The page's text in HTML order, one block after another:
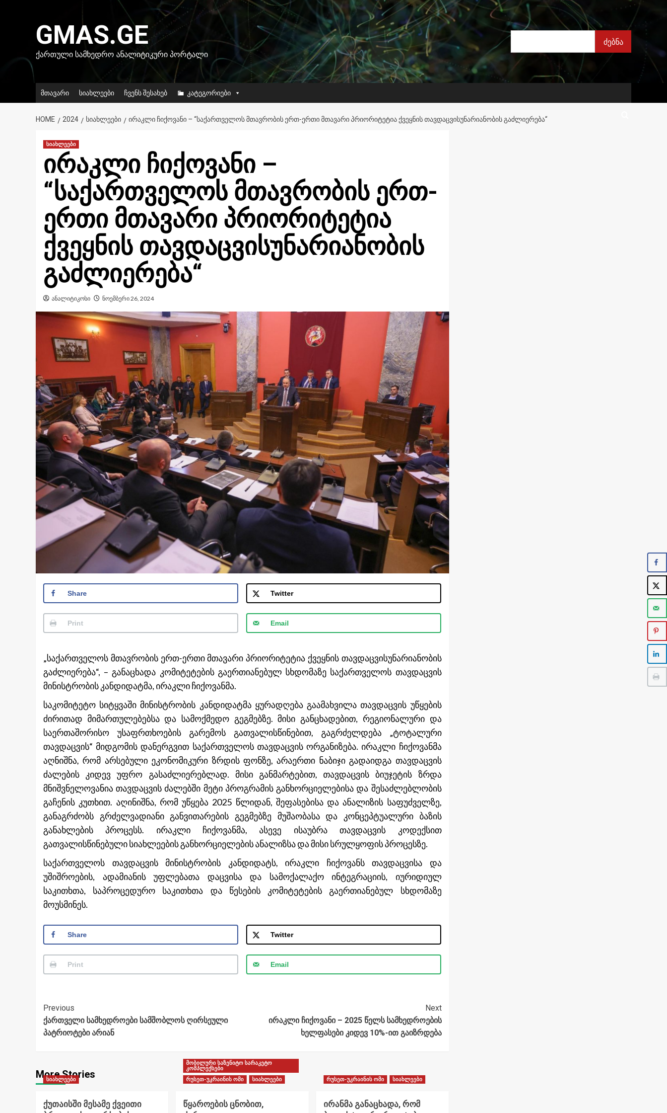
GMAS.GE
ᲥᲐᲠᲗᲣᲚᲘ ᲡᲐᲛᲮᲔᲓᲠᲝ ᲐᲜᲐᲚᲘᲢᲘᲙᲣᲠᲘ ᲞᲝᲠᲢᲐᲚᲘ
ძებნა
ძებნა
მთავარი სიახლეები ჩვენს შესახებ კატეგორიები
HOME 2024 ᲡᲘᲐᲮᲚᲔᲔᲑᲘ ᲘᲠᲐᲙᲚᲘ ᲩᲘᲥᲝᲕᲐᲜᲘ – “ᲡᲐᲥᲐᲠᲗᲕᲔᲚᲝᲡ ᲛᲗᲐᲕᲠᲝᲑᲘᲡ ᲔᲠᲗ-ᲔᲠᲗᲘ ᲛᲗᲐᲕᲐᲠᲘ ᲞᲠᲘᲝᲠᲘᲢᲔᲢᲘᲐ ᲥᲕᲔᲧᲜᲘᲡ ᲗᲐᲕᲓᲐᲪᲕᲘᲡᲣᲜᲐᲠᲘᲐᲜᲝᲑᲘᲡ ᲒᲐᲫᲚᲘᲔᲠᲔᲑᲐ“
სიახლეები
ირაკლი ჩიქოვანი –
“საქართველოს მთავრობის ერთ-
ერთი მთავარი პრიორიტეტია
ქვეყნის თავდაცვისუნარიანობის
გაძლიერება“
ანალიტიკოსი ნოემბერი 26, 2024
Share Twitter
Print Email
„საქართველოს მთავრობის ერთ-ერთი მთავარი პრიორიტეტია ქვეყნის თავდაცვისუნარიანობის
გაძლიერება“, – განაცხადა კომიტეტების გაერთიანებულ სხდომაზე საქართველოს თავდაცვის
მინისტრობის კანდიდატმა, ირაკლი ჩიქოვანმა.
საკომიტეტო სიტყვაში მინისტრობის კანდიდატმა ყურადღება გაამახვილა თავდაცვის უწყების
ძირითად მიმართულებებსა და სამოქმედო გეგმებზე. მისი განცხადებით, რეგიონალური და
საერთაშორისო უსაფრთხოების გარემოს გათვალისწინებით, გაგრძელდება „ტოტალური
თავდაცვის“ მიდგომის დანერგვით საქართველოს თავდაცვის ორგანიზება. ირაკლი ჩიქოვანმა
აღნიშნა, რომ არსებული ეკონომიკური ზრდის ფონზე, არაერთი ნაბიჯი გადაიდგა თავდაცვის
ძალების კიდევ უფრო გასაძლიერებლად. მისი განმარტებით, თავდაცვის ბიუჯეტის ზრდა
მნიშვნელოვანია თავდაცვის ძალებში მეტი პროგრამის განხორციელებისა და შესაძლებლობის
გაჩენის კუთხით. აღინიშნა, რომ უწყება 2025 წლიდან, შეფასებისა და ანალიზის საფუძველზე,
განაგრძობს გრძელვადიანი განვითარების გეგმებზე მუშაობასა და კონცეპტუალური ბაზის
განახლების პროცესს. ირაკლი ჩიქოვანმა, ასევე ისაუბრა თავდაცვის კოდექსით
გათვალისწინებული სიახლეების განხორციელების ანალიზსა და მისი სრულყოფის პროცესზე.
საქართველოს თავდაცვის მინისტრობის კანდიდატს, ირაკლი ჩიქოვანს თავდაცვისა და
უშიშროების, ადამიანის უფლებათა დაცვისა და სამოქალაქო ინტეგრაციის, იურიდიულ
საკითხთა, საპროცედურო საკითხთა და წესების კომიტეტების გაერთიანებულ სხდომაზე
მოუსმინეს.
Share Twitter
Print Email
Post
Navigation
Previous
ქართველი სამხედროები სამშობლოს ღირსეული
პატრიოტები არიან
Next
ირაკლი ჩიქოვანი – 2025 წელს სამხედროების
ხელფასები კიდევ 10%-ით გაიზრდება
More Stories
სიახლეები
ქუთაისში მესამე ქვეითი
მობილური საზენიტო სარაკეტო
კომპლექსები
რუსეთ-უკრაინის ომი
სიახლეები
წყაროების ცნობით,
რუსეთ-უკრაინის ომი სიახლეები
ირანმა განაცხადა, რომ